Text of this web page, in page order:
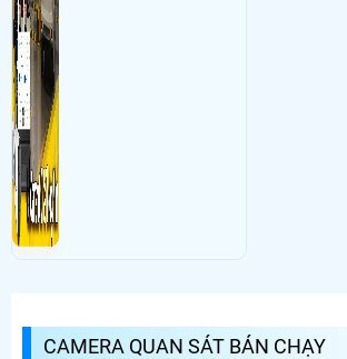
CAMERA QUAN SÁT BÁN CHẠY